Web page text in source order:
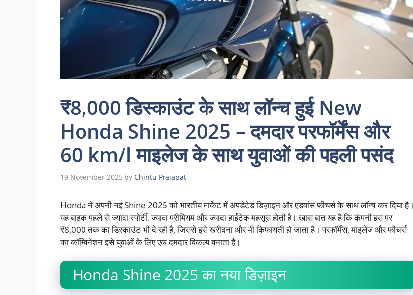
₹8,000 डिस्काउंट के साथ लॉन्च हुई New
Honda Shine 2025 – दमदार परफॉर्मेंस और
60 km/l माइलेज के साथ युवाओं की पहली पसंद
19 November 2025 by Chintu Prajapat
Honda ने अपनी नई Shine 2025 को भारतीय मार्केट में अपडेटेड डिज़ाइन और एडवांस फीचर्स के साथ लॉन्च कर दिया है।
यह बाइक पहले से ज्यादा स्पोर्टी, ज्यादा प्रीमियम और ज्यादा हाईटेक महसूस होती है। खास बात यह है कि कंपनी इस पर
₹8,000 तक का डिस्काउंट भी दे रही है, जिससे इसे खरीदना और भी किफायती हो जाता है। परफॉर्मेंस, माइलेज और फीचर्स
का कॉम्बिनेशन इसे युवाओं के लिए एक दमदार विकल्प बनाता है।
Honda Shine 2025 का नया डिज़ाइन